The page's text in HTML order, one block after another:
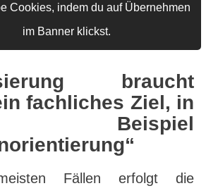
Cookies, indem du auf Übernehmen
im Banner klickst.
braucht
fachliches Ziel, in
Beispiel
Fällen erfolgt die